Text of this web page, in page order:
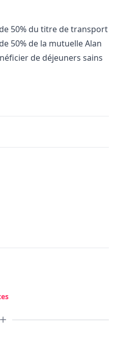
50% du titre de transport
50% de la mutuelle Alan
de déjeuners sains